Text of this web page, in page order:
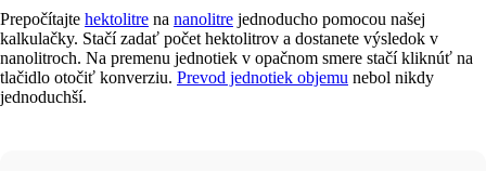
Prepočítajte hektolitre na nanolitre jednoducho pomocou našej
kalkulačky. Stačí zadať počet hektolitrov a dostanete výsledok v
nanolitroch. Na premenu jednotiek v opačnom smere stačí kliknúť na
tlačidlo otočiť konverziu. Prevod jednotiek objemu nebol nikdy
jednoduchší.